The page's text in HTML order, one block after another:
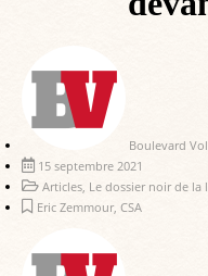
Boulevard
15 septembre 2021
Articles, Le dossier noir de la
Eric Zemmour, CSA